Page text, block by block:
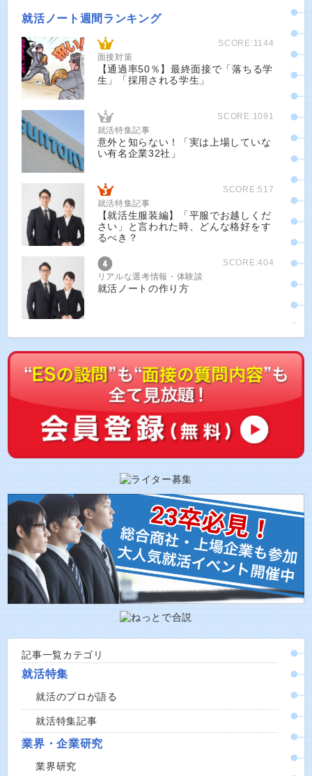
就活ノート週間ランキング
SCORE:1144
面接対策
【通過率50％】最終面接で「落ちる学
生」「採用される学生」
SCORE:1091
就活特集記事
意外と知らない！「実は上場していな
い有名企業32社」
SCORE:517
就活特集記事
【就活生服装編】「平服でお越しくだ
さい」と言われた時、どんな格好をす
るべき？
SCORE:404
リアルな選考情報・体験談
就活ノートの作り方
記事一覧カテゴリ
就活特集
就活のプロが語る
就活特集記事
業界・企業研究
業界研究